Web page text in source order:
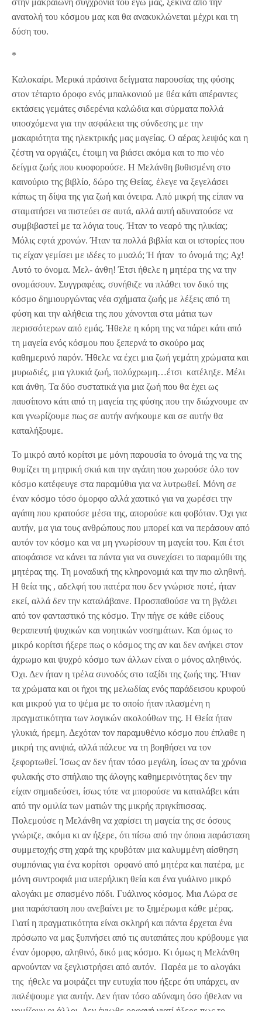
ανατολή του κόσμου μας και θα ανακυκλώνεται μέχρι και τη
δύση του.
*
Καλοκαίρι. Μερικά πράσινα δείγματα παρουσίας της φύσης
στον τέταρτο όροφο ενός μπαλκονιού με θέα κάτι απέραντες
εκτάσεις γεμάτες σιδερένια καλώδια και σύρματα πολλά
υποσχόμενα για την ασφάλεια της σύνδεσης με την
μακαριότητα της ηλεκτρικής μας μαγείας. Ο αέρας λειψός και η
ζέστη να οργιάζει, έτοιμη να βιάσει ακόμα και το πιο νέο
δείγμα ζωής που κυοφορούσε. Η Μελάνθη βυθισμένη στο
καινούριο της βιβλίο, δώρο της Θείας, έλεγε να ξεγελάσει
κάπως τη δίψα της για ζωή και όνειρα. Από μικρή της είπαν να
σταματήσει να πιστεύει σε αυτά, αλλά αυτή αδυνατούσε να
συμβιβαστεί με τα λόγια τους. Ήταν το νεαρό της ηλικίας;
Μόλις εφτά χρονών. Ήταν τα πολλά βιβλία και οι ιστορίες που
τις είχαν γεμίσει με ιδέες το μυαλό; Ή ήταν το όνομά της; Αχ!
Αυτό το όνομα. Μελ- άνθη! Έτσι ήθελε η μητέρα της να την
ονομάσουν. Συγγραφέας, συνήθιζε να πλάθει τον δικό της
κόσμο δημιουργώντας νέα σχήματα ζωής με λέξεις από τη
φύση και την αλήθεια της που χάνονται στα μάτια των
περισσότερων από εμάς. Ήθελε η κόρη της να πάρει κάτι από
τη μαγεία ενός κόσμου που ξεπερνά το σκούρο μας
καθημερινό παρόν. Ήθελε να έχει μια ζωή γεμάτη χρώματα και
μυρωδιές, μια γλυκιά ζωή, πολύχρωμη…έτσι κατέληξε. Μέλι
και άνθη. Τα δύο συστατικά για μια ζωή που θα έχει ως
παυσίπονο κάτι από τη μαγεία της φύσης που την διώχνουμε αν
και γνωρίζουμε πως σε αυτήν ανήκουμε και σε αυτήν θα
καταλήξουμε.
Το μικρό αυτό κορίτσι με μόνη παρουσία το όνομά της να της
θυμίζει τη μητρική σκιά και την αγάπη που χωρούσε όλο τον
κόσμο κατέφευγε στα παραμύθια για να λυτρωθεί. Μόνη σε
έναν κόσμο τόσο όμορφο αλλά χαοτικό για να χωρέσει την
αγάπη που κρατούσε μέσα της, απορούσε και φοβόταν. Όχι για
αυτήν, μα για τους ανθρώπους που μπορεί και να περάσουν από
αυτόν τον κόσμο και να μη γνωρίσουν τη μαγεία του. Και έτσι
αποφάσισε να κάνει τα πάντα για να συνεχίσει το παραμύθι της
μητέρας της. Τη μοναδική της κληρονομιά και την πιο αληθινή.
Η θεία της , αδελφή του πατέρα που δεν γνώρισε ποτέ, ήταν
εκεί, αλλά δεν την καταλάβαινε. Προσπαθούσε να τη βγάλει
από τον φανταστικό της κόσμο. Την πήγε σε κάθε είδους
θεραπευτή ψυχικών και νοητικών νοσημάτων. Και όμως το
μικρό κορίτσι ήξερε πως ο κόσμος της αν και δεν ανήκει στον
άχρωμο και ψυχρό κόσμο των άλλων είναι ο μόνος αληθινός.
Όχι. Δεν ήταν η τρέλα συνοδός στο ταξίδι της ζωής της. Ήταν
τα χρώματα και οι ήχοι της μελωδίας ενός παράδεισου κρυφού
και μικρού για το ψέμα με το οποίο ήταν πλασμένη η
πραγματικότητα των λογικών ακολούθων της. Η Θεία ήταν
γλυκιά, ήρεμη. Δεχόταν τον παραμυθένιο κόσμο που έπλαθε η
μικρή της ανιψιά, αλλά πάλευε να τη βοηθήσει να τον
ξεφορτωθεί. Ίσως αν δεν ήταν τόσο μεγάλη, ίσως αν τα χρόνια
φυλακής στο σπήλαιο της άλογης καθημερινότητας δεν την
είχαν σημαδεύσει, ίσως τότε να μπορούσε να καταλάβει κάτι
από την ομιλία των ματιών της μικρής πριγκίπισσας.
Πολεμούσε η Μελάνθη να χαρίσει τη μαγεία της σε όσους
γνώριζε, ακόμα κι αν ήξερε, ότι πίσω από την όποια παράσταση
συμμετοχής στη χαρά της κρυβόταν μια καλυμμένη αίσθηση
συμπόνιας για ένα κορίτσι ορφανό από μητέρα και πατέρα, με
μόνη συντροφιά μια υπερήλικη θεία και ένα γυάλινο μικρό
αλογάκι με σπασμένο πόδι. Γυάλινος κόσμος. Μια Λώρα σε
μια παράσταση που ανεβαίνει με το ξημέρωμα κάθε μέρας.
Γιατί η πραγματικότητα είναι σκληρή και πάντα έρχεται ένα
πρόσωπο να μας ξυπνήσει από τις αυταπάτες που κρύβουμε για
έναν όμορφο, αληθινό, δικό μας κόσμο. Κι όμως η Μελάνθη
αρνούνταν να ξεγλιστρήσει από αυτόν. Παρέα με το αλογάκι
της ήθελε να μοιράζει την ευτυχία που ήξερε ότι υπάρχει, αν
παλέψουμε για αυτήν. Δεν ήταν τόσο αδύναμη όσο ήθελαν να